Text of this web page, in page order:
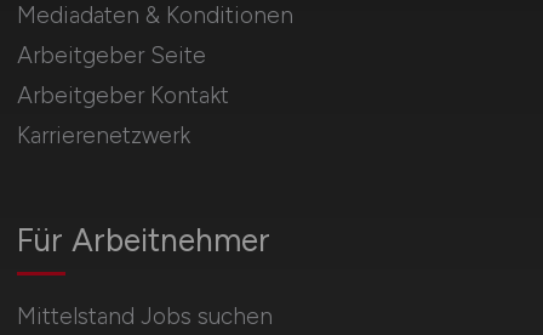
Für Arbeitnehmer
Mittelstand Jobs suchen
Mediadaten & Konditionen
Arbeitgeber Seite
Arbeitgeber Kontakt
Karrierenetzwerk